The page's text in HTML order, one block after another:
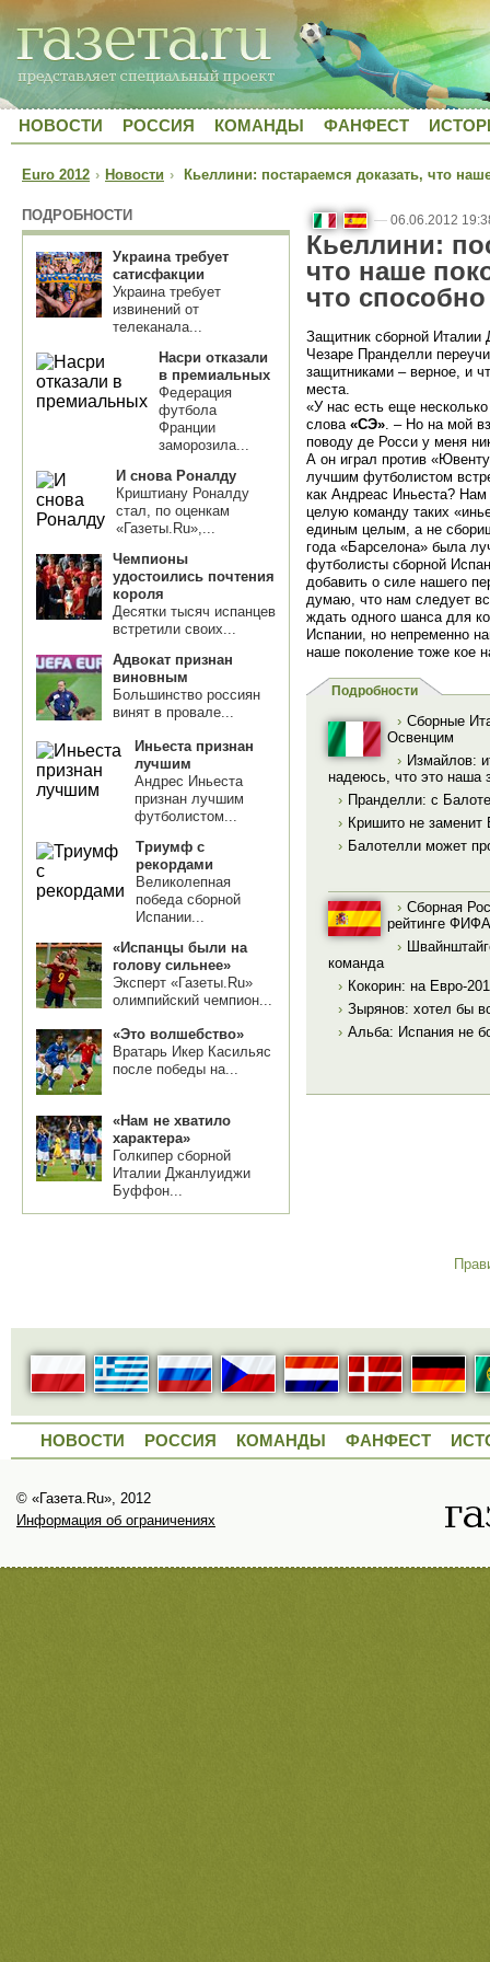
НОВОСТИ РОССИЯ КОМАНДЫ ФАНФЕСТ
Euro 2012 › Новости › Кьеллини: постараемся доказать, что
ПОДРОБНОСТИ
Украина требует
сатисфакции
Украина требует
извинений от
телеканала...
Насри отказали
в премиальных
Федерация
футбола
Франции
заморозила...
И снова Роналду
Криштиану Роналду
стал, по оценкам
«Газеты.Ru»,...
Чемпионы
удостоились почтения
короля
Десятки тысяч испанцев
встретили своих...
Адвокат признан
виновным
Большинство россиян
винят в провале...
Иньеста признан
лучшим
Андрес Иньеста
признан лучшим
футболистом...
Триумф с
рекордами
Великолепная
победа сборной
Испании...
«Испанцы были на
голову сильнее»
Эксперт «Газеты.Ru»
олимпийский чемпион...
«Это волшебство»
Вратарь Икер Касильяс
после победы на...
«Нам не хватило
характера»
Голкипер сборной
Италии Джанлуиджи
Буффон...
— 06.06.2012
Кьеллини:
что наше
что способно
Защитник сборной Италии
Чезаре Пранделли
защитниками – верное, и
места.
«У нас есть еще
слова «СЭ» . – Но на мой
поводу де Росси у меня
А он играл против
лучшим футболистом
как Андреас Иньеста?
целую команду таких
единым целым, а не
года «Барселона» была
футболисты сборной
добавить о силе нашего
думаю, что нам следует
ждать одного шанса для
Испании, но непременно
наше поколение тоже кое
Подробности
› Сборные
Освенцим
› Измайлов:
надеюсь, что это наша
› Пранделли: с
› Кришито не заменит
› Балотелли может
› Сборная
рейтинге ФИФА
›
команда
› Кокорин: на Евро-
› Зырянов: хотел бы
› Альба: Испания не
НОВОСТИ РОССИЯ КОМАНДЫ ФАНФЕСТ
© «Газета.Ru», 2012
Информация об ограничениях